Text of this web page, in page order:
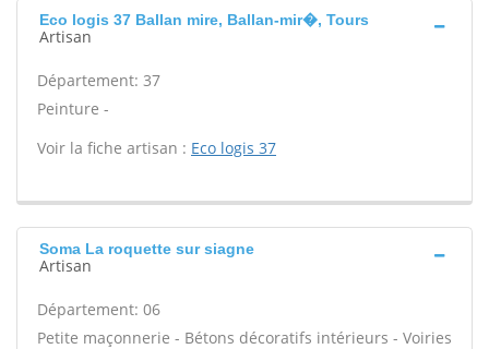
Eco logis 37 Ballan mire, Ballan-mir�, Tours
Artisan
Département: 37
Peinture -
Voir la fiche artisan : Eco logis 37
Soma La roquette sur siagne
Artisan
Département: 06
Petite maçonnerie - Bétons décoratifs intérieurs - Voiries